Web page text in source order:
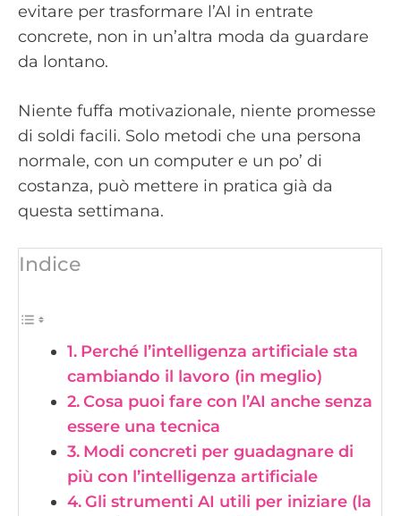
evitare per trasformare l’AI in entrate
concrete, non in un’altra moda da guardare
da lontano.
Niente fuffa motivazionale, niente promesse
di soldi facili. Solo metodi che una persona
normale, con un computer e un po’ di
costanza, può mettere in pratica già da
questa settimana.
Indice
Perché l’intelligenza artificiale sta
cambiando il lavoro (in meglio)
Cosa puoi fare con l’AI anche senza
essere una tecnica
Modi concreti per guadagnare di
più con l’intelligenza artificiale
Gli strumenti AI utili per iniziare (la